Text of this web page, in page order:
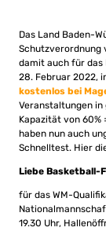
Das Land Baden-
Schutzverordnung
damit auch für das
28. Februar 2022,
kostenlos bei
Veranstaltungen in
Kapazität von 60%
haben nun auch
Schnelltest. Hier
Liebe Basketball-
für das WM-
19.30 Uhr,